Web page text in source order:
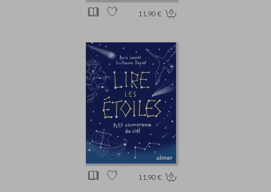
11.90 €
11.90 €